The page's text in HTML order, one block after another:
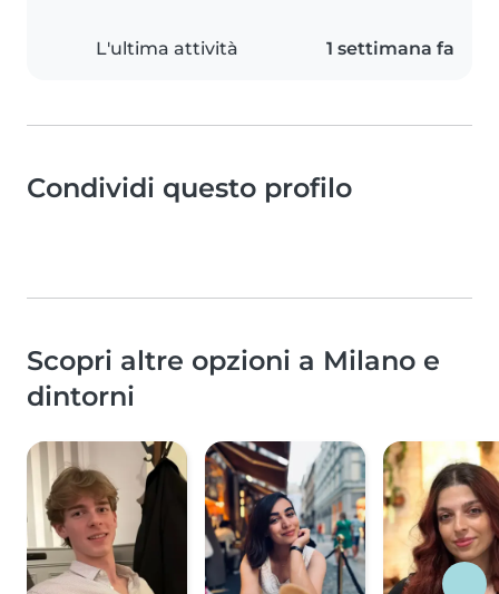
L'ultima attività 1 settimana fa
Condividi questo profilo
Scopri altre opzioni a Milano e
dintorni